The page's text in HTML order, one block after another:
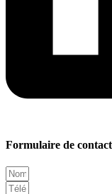
Formulaire de contact